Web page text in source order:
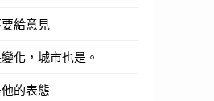
給意見
化，城市也是。
的表態